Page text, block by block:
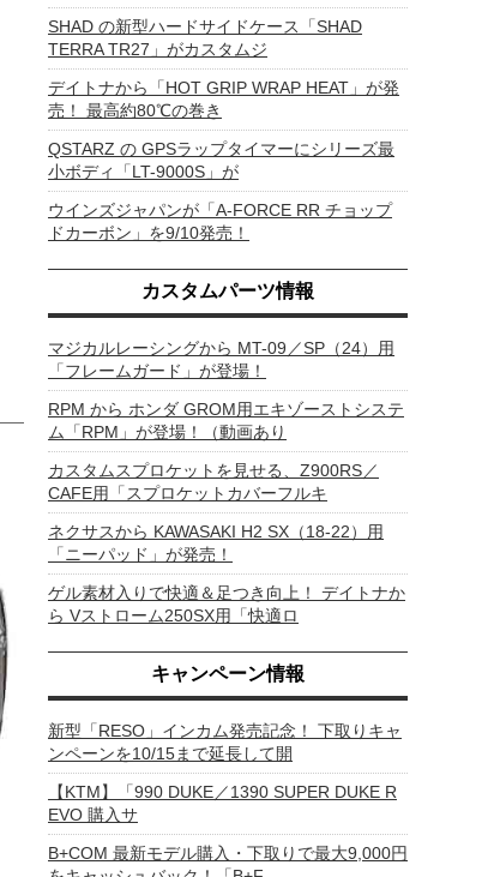
SHAD の新型ハードサイドケース「SHAD
TERRA TR27」がカスタムジ
デイトナから「HOT GRIP WRAP HEAT」が発
売！ 最高約80℃の巻き
QSTARZ の GPSラップタイマーにシリーズ最
小ボディ「LT-9000S」が
ウインズジャパンが「A-FORCE RR チョップ
ドカーボン」を9/10発売！
カスタムパーツ情報
マジカルレーシングから MT-09／SP（24）用
「フレームガード」が登場！
RPM から ホンダ GROM用エキゾーストシステ
ム「RPM」が登場！（動画あり
カスタムスプロケットを見せる、Z900RS／
CAFE用「スプロケットカバーフルキ
ネクサスから KAWASAKI H2 SX（18-22）用
「ニーパッド」が発売！
ゲル素材入りで快適＆足つき向上！ デイトナか
ら Vストローム250SX用「快適ロ
キャンペーン情報
新型「RESO」インカム発売記念！ 下取りキャ
ンペーンを10/15まで延長して開
【KTM】「990 DUKE／1390 SUPER DUKE R
EVO 購入サ
B+COM 最新モデル購入・下取りで最大9,000円